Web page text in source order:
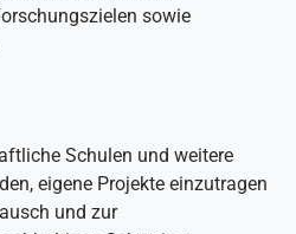
sowie
Schulen und weitere
eigene Projekte einzutragen
und zur